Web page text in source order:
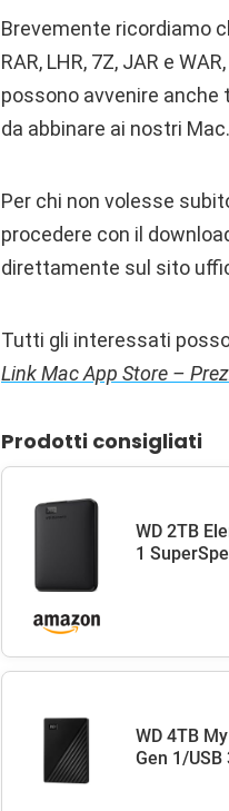
Brevemente ricordiamo
RAR, LHR, 7Z, JAR e
possono avvenire
da abbinare ai nostri Mac.
Per chi non volesse
procedere con il
direttamente sul sito
Tutti gli interessati
Link Mac App Store –
Prodotti consigliati
WD 2TB
1
WD 4TB
Gen 1/